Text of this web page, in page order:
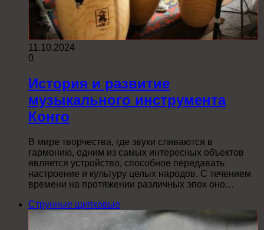
11.10.2024
0
История и развитие
музыкального инструмента
Конго
В мире творчества, где звуки сливаются в
гармонию, одним из самых интересных объектов
является устройство, способное передавать
настроение и культуру целых народов. С течением
времени на протяжении различных эпох оно…
Струнные щипковые